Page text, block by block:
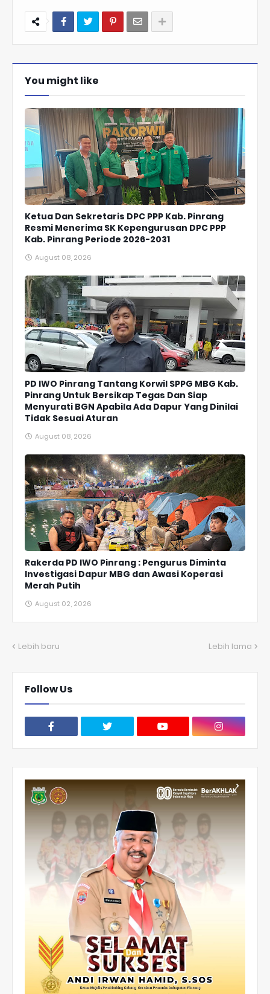
You might like
Ketua Dan Sekretaris DPC PPP Kab. Pinrang
Resmi Menerima SK Kepengurusan DPC PPP
Kab. Pinrang Periode 2026-2031
August 08, 2026
PD IWO Pinrang Tantang Korwil SPPG MBG Kab.
Pinrang Untuk Bersikap Tegas Dan Siap
Menyurati BGN Apabila Ada Dapur Yang Dinilai
Tidak Sesuai Aturan
August 08, 2026
Rakerda PD IWO Pinrang : Pengurus Diminta
Investigasi Dapur MBG dan Awasi Koperasi
Merah Putih
August 02, 2026
Lebih baru Lebih lama
Follow Us